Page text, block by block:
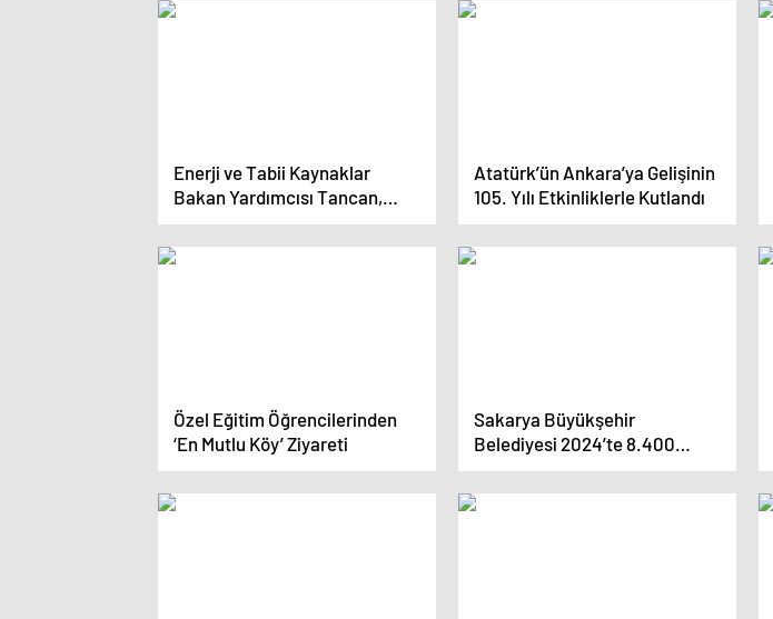
Enerji ve Tabii Kaynaklar
Bakan Yardımcısı Tancan,
Kütahya’da Gençlerle Buluştu
Atatürk’ün Ankara’ya Gelişinin
105. Yılı Etkinliklerle Kutlandı
Özel Eğitim Öğrencilerinden
‘En Mutlu Köy’ Ziyareti
Sakarya Büyükşehir
Belediyesi 2024’te 8.400
Vatandaşa Ücretsiz Terapi
Hizmeti Verdi